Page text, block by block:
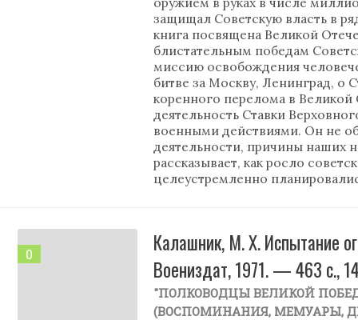
защищал Советскую власть в
книга посвящена Великой
блистательным победам
миссию освобождения
битве за Москву, Ленинград, о
коренного перелома в
деятельность Ставки
военными действиями. Он не
деятельности, причины наших
рассказывает, как росло
целеустремленно
0
Калашник, М. Х. Испытание
Воениздат, 1971. — 463 с.,
"ПОЛКОВОДЦЫ ВЕЛИКОЙ
(ВОСПОМИНАНИЯ, МЕМУАРЫ,